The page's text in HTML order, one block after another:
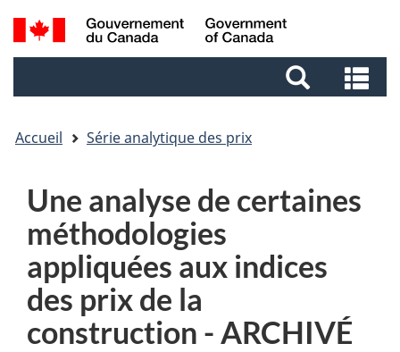
Aller
au
Aller
au
Passer
à
Recherche
et
et
Accueil Série analytique des prix
Une analyse de certaines
méthodologies
appliquées aux indices
des prix de la
construction - ARCHIVÉ